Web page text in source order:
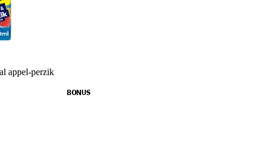
appel-perzik
BONUS